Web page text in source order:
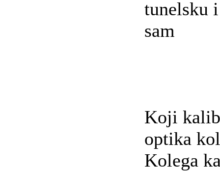
tunelsku
sam
Koji
optika
Kolega